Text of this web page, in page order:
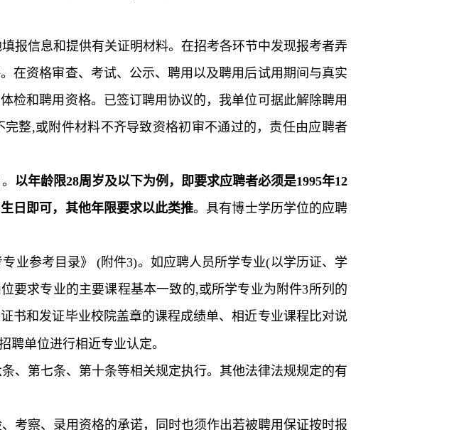
报信息和提供有关证明材料。在招考各环节中发现报考者弄
在资格审查、考试、公示、聘用以及聘用后试用期间与真实
检和聘用资格。已签订聘用协议的，我单位可据此解除聘用
整,或附件材料不齐导致资格初审不通过的，责任由应聘者
。 以年龄限28周岁及以下为例，即要求应聘者必须是1995年12
日即可，其他年限要求以此类推。具有博士学历学位的应聘
业参考目录》 (附件3)。如应聘人员所学专业(以学历证、学
要求专业的主要课程基本一致的,或所学专业为附件3所列的
书和发证毕业校院盖章的课程成绩单、相近专业课程比对说
聘单位进行相近专业认定。
、第七条、第十条等相关规定执行。其他法律法规规定的有
考察、录用资格的承诺，同时也须作出若被聘用保证按时报